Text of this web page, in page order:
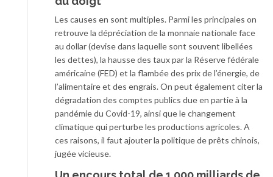
Les causes en sont multiples. Parmi les principales on
retrouve la dépréciation de la monnaie nationale face
au dollar (devise dans laquelle sont souvent libellées
les dettes), la hausse des taux par la Réserve fédérale
américaine (FED) et la flambée des prix de l’énergie, de
l’alimentaire et des engrais. On peut également citer la
dégradation des comptes publics due en partie à la
pandémie du Covid-19, ainsi que le changement
climatique qui perturbe les productions agricoles. A
ces raisons, il faut ajouter la politique de prêts chinois,
jugée vicieuse.